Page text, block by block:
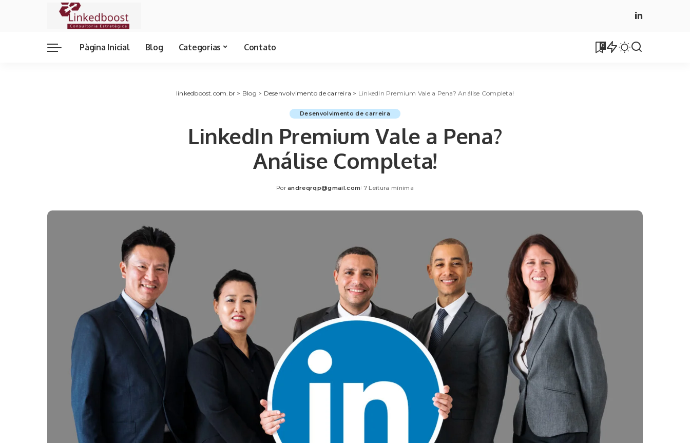
Pàgina Inicial Blog Categorias Contato 0
linkedboost.com.br > Blog > Desenvolvimento de carreira > LinkedIn Premium Vale a Pena? Análise Completa!
Desenvolvimento de carreira
LinkedIn Premium Vale a Pena?
Análise Completa!
Posted
Por andreqrqp@gmail.com 7 Leitura mínima